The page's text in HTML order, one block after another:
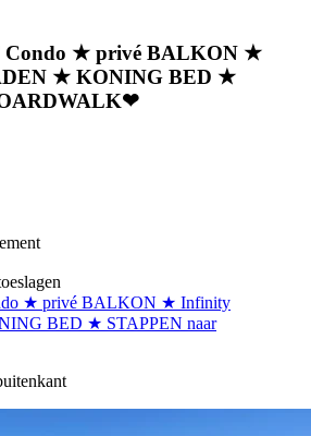
Condo ★ privé BALKON ★
★ KONING BED ★
★ privé BALKON ★ Infinity
BED ★ STAPPEN naar